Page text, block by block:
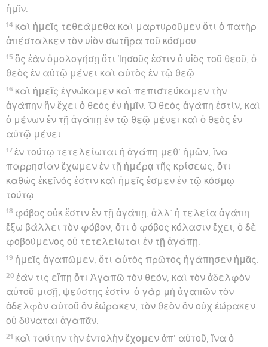
ἡμῖν.
14 καὶ ἡμεῖς τεθεάμεθα καὶ μαρτυροῦμεν ὅτι ὁ πατὴρ
ἀπέσταλκεν τὸν υἱὸν σωτῆρα τοῦ κόσμου.
15 ὃς ἐὰν ὁμολογήσῃ ὅτι Ἰησοῦς ἐστιν ὁ υἱὸς τοῦ θεοῦ, ὁ
θεὸς ἐν αὐτῷ μένει καὶ αὐτὸς ἐν τῷ θεῷ.
16 καὶ ἡμεῖς ἐγνώκαμεν καὶ πεπιστεύκαμεν τὴν
ἀγάπην ἣν ἔχει ὁ θεὸς ἐν ἡμῖν. Ὁ θεὸς ἀγάπη ἐστίν, καὶ
ὁ μένων ἐν τῇ ἀγάπῃ ἐν τῷ θεῷ μένει καὶ ὁ θεὸς ἐν
αὐτῷ μένει.
17 ἐν τούτῳ τετελείωται ἡ ἀγάπη μεθ’ ἡμῶν, ἵνα
παρρησίαν ἔχωμεν ἐν τῇ ἡμέρᾳ τῆς κρίσεως, ὅτι
καθὼς ἐκεῖνός ἐστιν καὶ ἡμεῖς ἐσμεν ἐν τῷ κόσμῳ
τούτῳ.
18 φόβος οὐκ ἔστιν ἐν τῇ ἀγάπῃ, ἀλλ’ ἡ τελεία ἀγάπη
ἔξω βάλλει τὸν φόβον, ὅτι ὁ φόβος κόλασιν ἔχει, ὁ δὲ
φοβούμενος οὐ τετελείωται ἐν τῇ ἀγάπῃ.
19 ἡμεῖς ἀγαπῶμεν, ὅτι αὐτὸς πρῶτος ἠγάπησεν ἡμᾶς.
20 ἐάν τις εἴπῃ ὅτι Ἀγαπῶ τὸν θεόν, καὶ τὸν ἀδελφὸν
αὐτοῦ μισῇ, ψεύστης ἐστίν· ὁ γὰρ μὴ ἀγαπῶν τὸν
ἀδελφὸν αὐτοῦ ὃν ἑώρακεν, τὸν θεὸν ὃν οὐχ ἑώρακεν
οὐ δύναται ἀγαπᾶν.
21 καὶ ταύτην τὴν ἐντολὴν ἔχομεν ἀπ’ αὐτοῦ, ἵνα ὁ